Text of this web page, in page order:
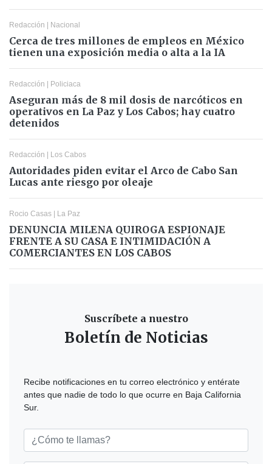
Redacción | Nacional
Cerca de tres millones de empleos en México
tienen una exposición media o alta a la IA
Redacción | Policiaca
Aseguran más de 8 mil dosis de narcóticos en
operativos en La Paz y Los Cabos; hay cuatro
detenidos
Redacción | Los Cabos
Autoridades piden evitar el Arco de Cabo San
Lucas ante riesgo por oleaje
Rocio Casas | La Paz
DENUNCIA MILENA QUIROGA ESPIONAJE
FRENTE A SU CASA E INTIMIDACIÓN A
COMERCIANTES EN LOS CABOS
Suscríbete a nuestro
Boletín de Noticias
Recibe notificaciones en tu correo electrónico y entérate
antes que nadie de todo lo que ocurre en Baja California
Sur.